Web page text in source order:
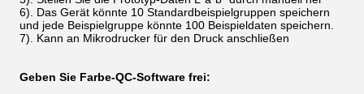
6). Das Gerät könnte 10 Standardbeispielgruppen speichern
und jede Beispielgruppe könnte 100 Beispieldaten speichern.
7). Kann an Mikrodrucker für den Druck anschließen
Geben Sie Farbe-QC-Software frei: